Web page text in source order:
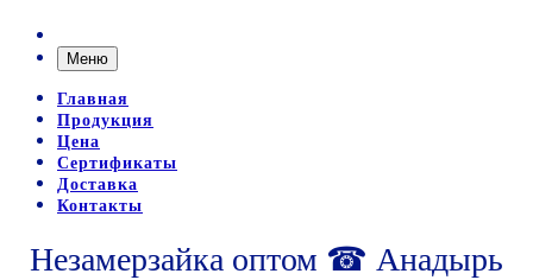
Меню
Главная
Продукция
Цена
Сертификаты
Доставка
Контакты
Незамерзайка оптом ☎ Анадырь